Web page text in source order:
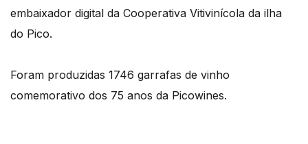
embaixador digital da Cooperativa Vitivinícola da ilha
do Pico.
Foram produzidas 1746 garrafas de vinho
comemorativo dos 75 anos da Picowines.